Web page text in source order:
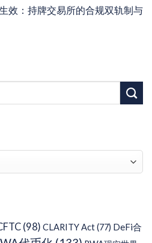
效：持牌交易所的合规双轨制与
(98) CLARITY Act(77) DeFi合